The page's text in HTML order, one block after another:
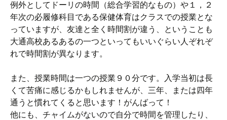
例外としてドーリの時間（総合学習的なもの）や１，２
年次の必履修科目である保健体育はクラスでの授業とな
っていますが、友達と全く時間割が違う、ということも
大通高校あるあるの一つといってもいいぐらい人ぞれぞ
れで時間割が異なります。
また、授業時間は一つの授業９０分です。入学当初は長
くて苦痛に感じるかもしれませんが、三年、または四年
通うと慣れてくると思います！がんばって！
他にも、チャイムがないので自分で時間を管理したり、